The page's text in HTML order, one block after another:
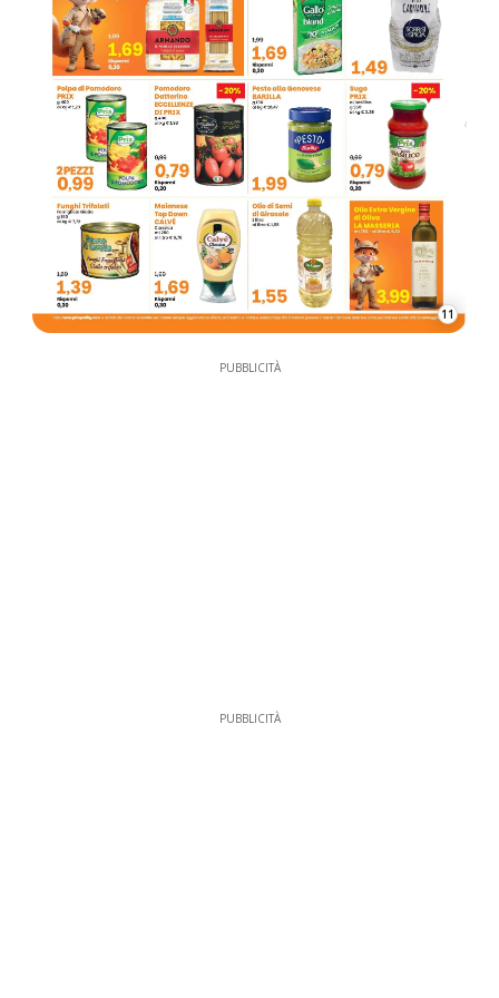
11
PUBBLICITÀ
PUBBLICITÀ